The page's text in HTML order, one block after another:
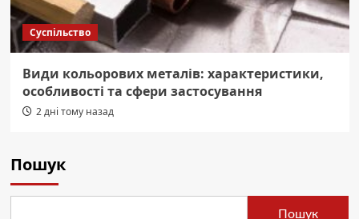
Суспільство
Види кольорових металів: характеристики,
особливості та сфери застосування
2 дні тому назад
Пошук
Пошук